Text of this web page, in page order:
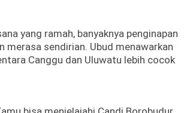
yang ramah, banyaknya penginapan
sendirian. Ubud menawarkan
Canggu dan Uluwatu lebih cocok